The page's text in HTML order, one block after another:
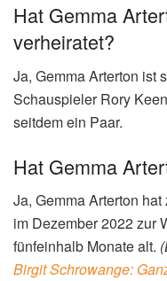
Hat Gemma
verheiratet?
Ja, Gemma Arterton ist
Schauspieler Rory
seitdem ein Paar.
Hat Gemma
Ja, Gemma Arterton
im Dezember 2022 zur
fünfeinhalb Monate alt.
Birgit Schrowange: